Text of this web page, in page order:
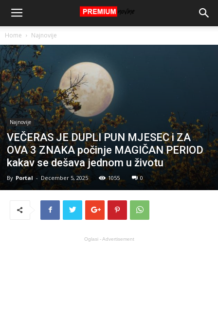
Home Najnovije
Najnovije
VEČERAS JE DUPLI PUN MJESEC i ZA
OVA 3 ZNAKA počinje MAGIČAN PERIOD
kakav se dešava jednom u životu
By Portal - December 5, 2025 1055 0
Oglasi - Advertisement